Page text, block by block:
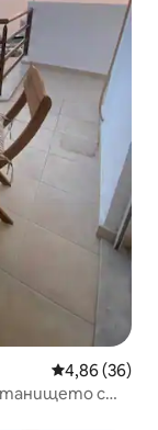
Средна
4,86 (36)
с